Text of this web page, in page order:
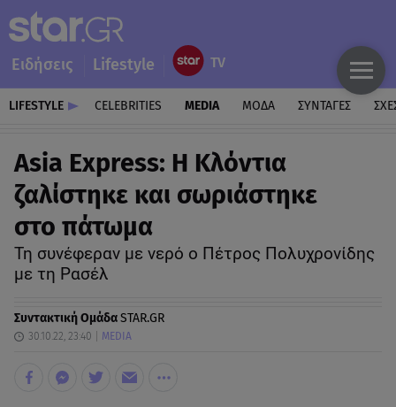
Ειδήσεις Lifestyle
LIFESTYLE CELEBRITIES MEDIA ΜΟΔΑ ΣΥΝΤΑΓΕΣ
Asia Express: Η Κλόντια
ζαλίστηκε και σωριάστηκε
στο πάτωμα
Τη συνέφεραν με νερό ο Πέτρος Πολυχρονίδης
με τη Ρασέλ
Συντακτική ΟμάδαSTAR.GR
30.10.22, 23:40 MEDIA